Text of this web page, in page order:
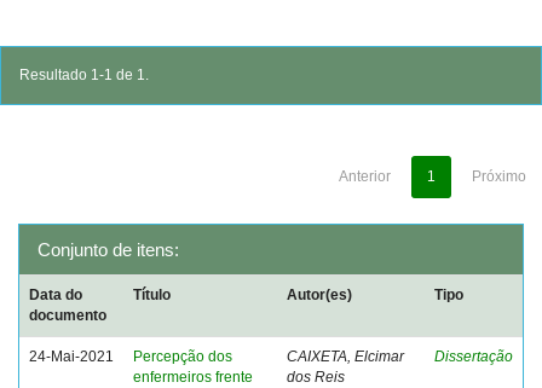
Resultado 1-1 de 1.
Anterior 1 Próximo
Conjunto de itens:
Data do
documento
Título Autor(es) Tipo
24-Mai-2021
Percepção dos
enfermeiros frente
CAIXETA, Elcimar
dos Reis
Dissertação